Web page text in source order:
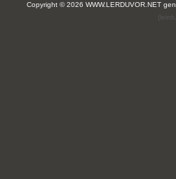
Copyright © 2026 WWW.LERDUVOR.NET